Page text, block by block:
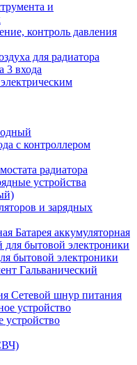
и
контроль давления
для радиатора
3 входа
с контроллером
радиатора
устройства
и зарядных
Батарея аккумуляторная
бытовой электроники
Гальванический
Сетевой шнур питания
устройство